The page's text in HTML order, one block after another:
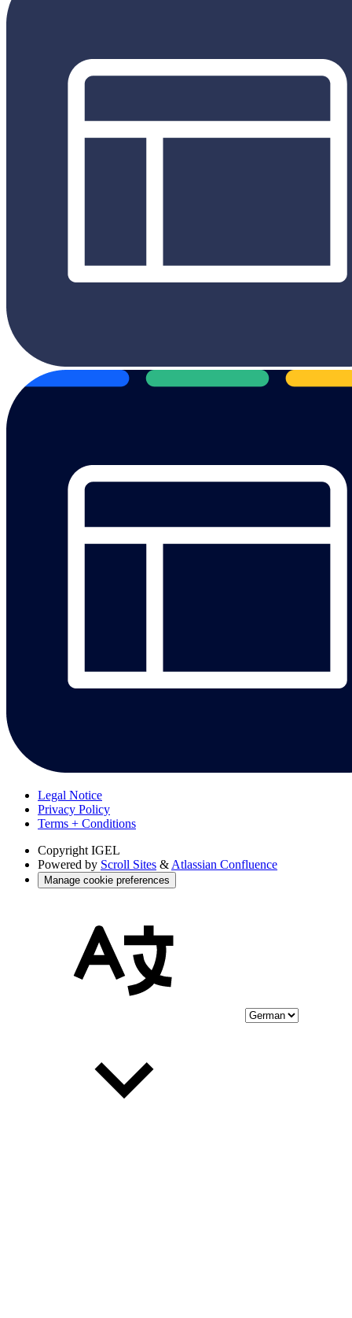
Legal Notice
Privacy Policy
Terms + Conditions
Copyright IGEL
Powered by Scroll Sites & Atlassian Confluence
Manage cookie preferences